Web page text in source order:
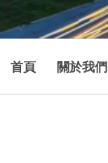
首頁 關於我們